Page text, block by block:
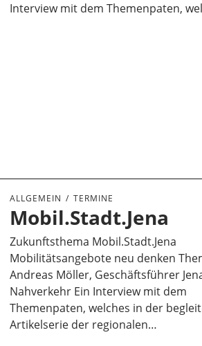
Interview mit dem Themenpaten,
ALLGEMEIN TERMINE
Mobil.Stadt.Jena
Zukunftsthema Mobil.Stadt.Jena
Mobilitätsangebote neu denken
Andreas Möller, Geschäftsführer
Nahverkehr Ein Interview mit dem
Themenpaten, welches in der
Artikelserie der regionalen…